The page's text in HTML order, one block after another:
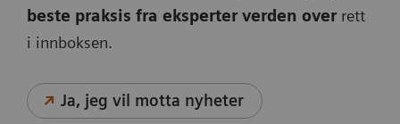
beste praksis fra eksperter verden over rett
i innboksen.
Ja, jeg vil motta nyheter